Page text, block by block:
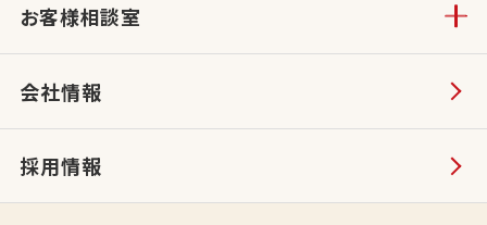
お客様相談室
会社情報
採用情報